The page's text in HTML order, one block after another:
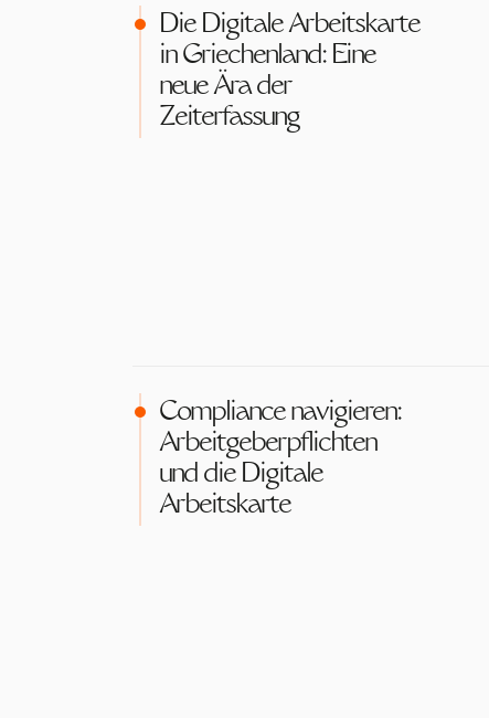
Die Digitale Arbeitskarte
in Griechenland: Eine
neue Ära der
Zeiterfassung
Compliance navigieren:
Arbeitgeberpflichten
und die Digitale
Arbeitskarte